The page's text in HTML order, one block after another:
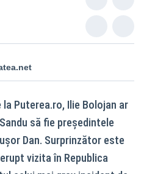
Puterea.ro, Ilie Bolojan ar
să fie președintele
Dan. Surprinzător este
vizita în Republica